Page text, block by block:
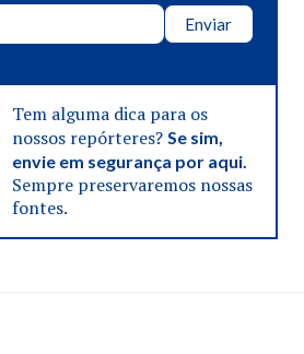
Enviar
Tem alguma dica para os
nossos repórteres? Se sim,
envie em segurança por aqui.
Sempre preservaremos nossas
fontes.